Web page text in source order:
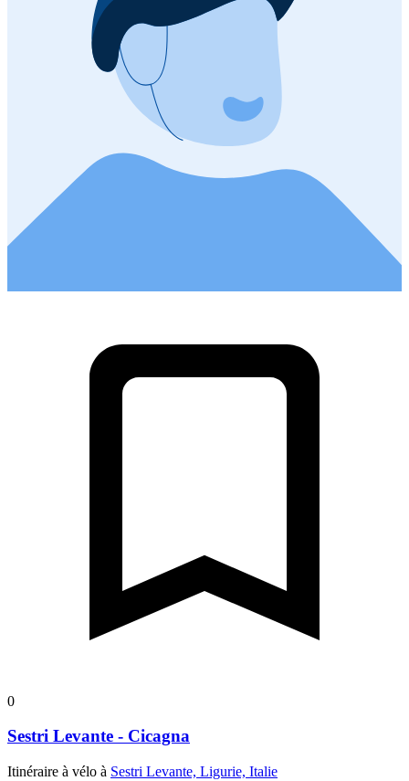
0
Sestri Levante - Cicagna
Itinéraire à vélo à Sestri Levante, Ligurie, Italie